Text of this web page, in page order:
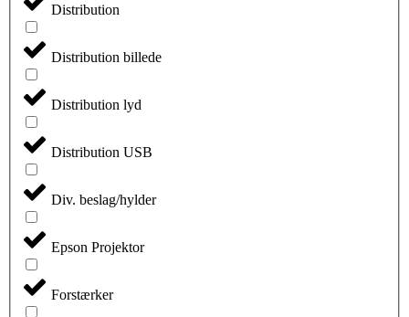
Distribution
Distribution billede
Distribution lyd
Distribution USB
Div. beslag/hylder
Epson Projektor
Forstærker